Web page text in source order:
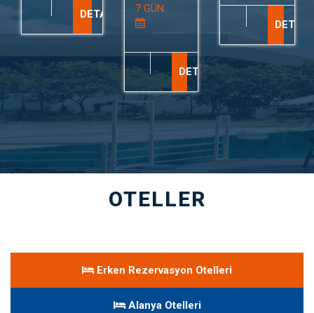
DETAY
7 GÜN
DETAY
DETAY
OTELLER
Erken Rezervasyon Otelleri
Alanya Otelleri